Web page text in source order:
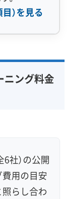
）を見る
上
除去
ニング料金
社）の公開
用の目安
らし合わ